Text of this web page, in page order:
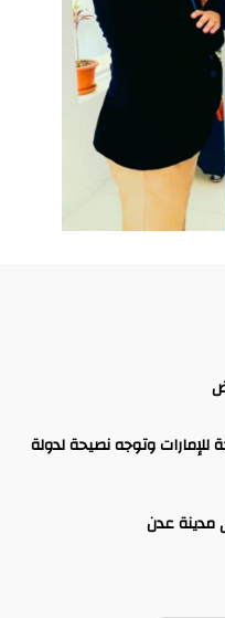
للإمارات وتوجه نصيحة لدولة
مدينة عدن